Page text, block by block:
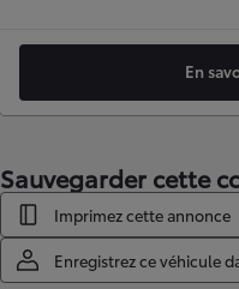
En
Sauvegarder cette
Imprimez cette annonce
Enregistrez ce véhicule